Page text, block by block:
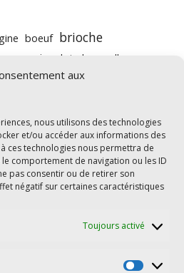
aux
nous utilisons des technologies
et/ou accéder aux informations des
ces technologies nous permettra de
comportement de navigation ou les ID
pas consentir ou de retirer son
négatif sur certaines caractéristiques
Toujours activé
boeuf brioche
brioche moelleuse
caramel beurre salé
courgette courgettes
healthy IG bas light
pizza poisson poivron
poulet ricotta